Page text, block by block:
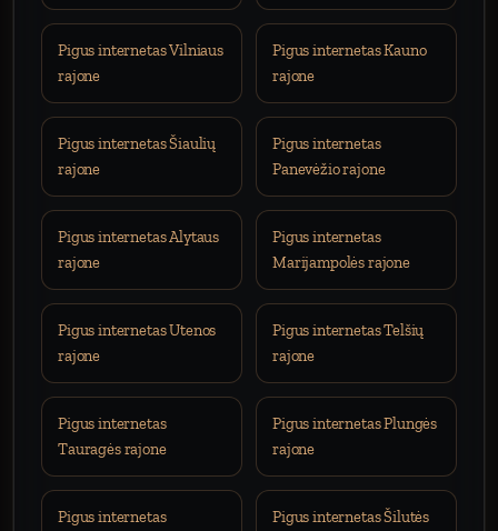
Pigus internetas Vilniaus
rajone
Pigus internetas Kauno
rajone
Pigus internetas Šiaulių
rajone
Pigus internetas
Panevėžio rajone
Pigus internetas Alytaus
rajone
Pigus internetas
Marijampolės rajone
Pigus internetas Utenos
rajone
Pigus internetas Telšių
rajone
Pigus internetas
Tauragės rajone
Pigus internetas Plungės
rajone
Pigus internetas
Pigus internetas Šilutės